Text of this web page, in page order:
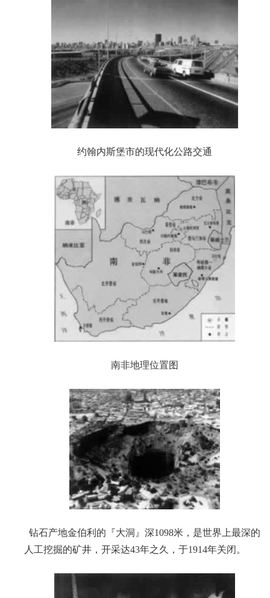
约翰内斯堡市的现代化公路交通
南非地理位置图
钻石产地金伯利的『大洞』深1098米，是世界上最深的
人工挖掘的矿井，开采达43年之久，于1914年关闭。